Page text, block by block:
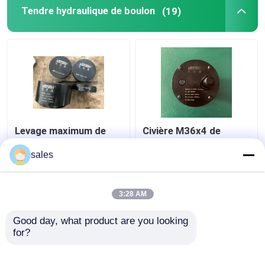
Tendre hydraulique de boulon (19)
Levage maximum de
tension du cylindre
D600 de boulon
hydraulique de Turbo
Contact
Civière M36x4 de
boulon de Jack Piston
Contact
sales
3:28 AM
Good day, what product are you looking
for?